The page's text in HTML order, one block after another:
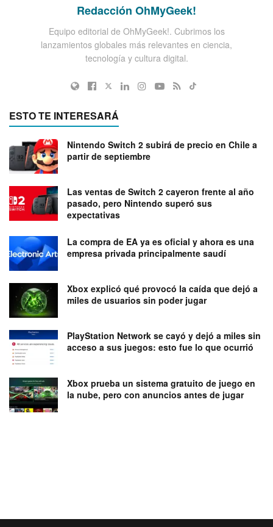
Redacción OhMyGeek!
Equipo editorial de OhMyGeek!. Cubrimos los
lanzamientos globales más relevantes en ciencia,
tecnología y cultura digital.
ESTO TE INTERESARÁ
Nintendo Switch 2 subirá de precio en Chile a
partir de septiembre
Las ventas de Switch 2 cayeron frente al año
pasado, pero Nintendo superó sus
expectativas
La compra de EA ya es oficial y ahora es una
empresa privada principalmente saudí
Xbox explicó qué provocó la caída que dejó a
miles de usuarios sin poder jugar
PlayStation Network se cayó y dejó a miles sin
acceso a sus juegos: esto fue lo que ocurrió
Xbox prueba un sistema gratuito de juego en
la nube, pero con anuncios antes de jugar